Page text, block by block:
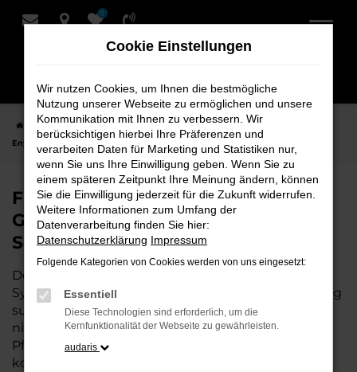
Zum
0
Startseite Syke Škoda Škoda Enyaq
Finden Sie Ihren Škoda
Enyaq Gebrauchtwagen für Syke bei Schmidt + Koch
Finden Sie Ihren Škoda Enyaq
Gebrauchtwagen für Syke bei
Schmidt + Koch
Der Škoda Enyaq ist die perfekte Wahl für alle in
Syke, die ein zuverlässiges und modernes Fahrzeug
suchen. Mit seiner erstklassigen Ausstattung, der
niedrigen Laufleistung und der ausgezeichneten
Pflege ist dieser Gebrauchtwagen eine
kostengünstige Alternative zum Neuwagen, ohne
Cookie Einstellungen
Wir nutzen Cookies, um Ihnen die bestmögliche
Nutzung unserer Webseite zu ermöglichen und unsere
Kommunikation mit Ihnen zu verbessern. Wir
berücksichtigen hierbei Ihre Präferenzen und
verarbeiten Daten für Marketing und Statistiken nur,
wenn Sie uns Ihre Einwilligung geben. Wenn Sie zu
einem späteren Zeitpunkt Ihre Meinung ändern, können
Sie die Einwilligung jederzeit für die Zukunft widerrufen.
Weitere Informationen zum Umfang der
Datenverarbeitung finden Sie hier:
Datenschutzerklärung Impressum
Folgende Kategorien von Cookies werden von uns eingesetzt:
Essentiell
Diese Technologien sind erforderlich, um die
Kernfunktionalität der Webseite zu gewährleisten.
audaris